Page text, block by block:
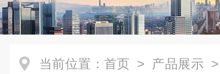
当前位置： 首页 > 产品展示